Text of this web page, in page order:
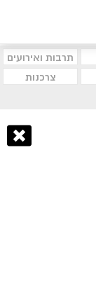
תרבות ואירועים
צרכנות